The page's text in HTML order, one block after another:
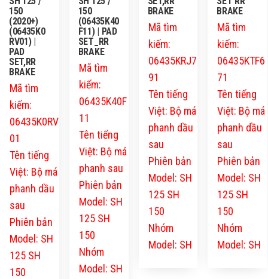
150
(2020+)
(06435K0
RV01) |
PAD
SET,RR
BRAKE
Mã tìm
kiếm:
06435K0RV
01
Tên tiếng
Việt: Bộ má
phanh dầu
sau
Phiên bản
Model: SH
125 SH
150
150
(06435K40
F11) | PAD
SET_RR
BRAKE
Mã tìm
kiếm:
06435K40F
11
Tên tiếng
Việt: Bộ má
phanh sau
Phiên bản
Model: SH
125 SH
150
Nhóm
Model: SH
BRAKE
Mã tìm
kiếm:
06435KRJ7
91
Tên tiếng
Việt: Bộ má
phanh dầu
sau
Phiên bản
Model: SH
125 SH
150
Nhóm
Model: SH
BRAKE
Mã tìm
kiếm:
06435KTF6
71
Tên tiếng
Việt: Bộ má
phanh dầu
sau
Phiên bản
Model: SH
125 SH
150
Nhóm
Model: SH